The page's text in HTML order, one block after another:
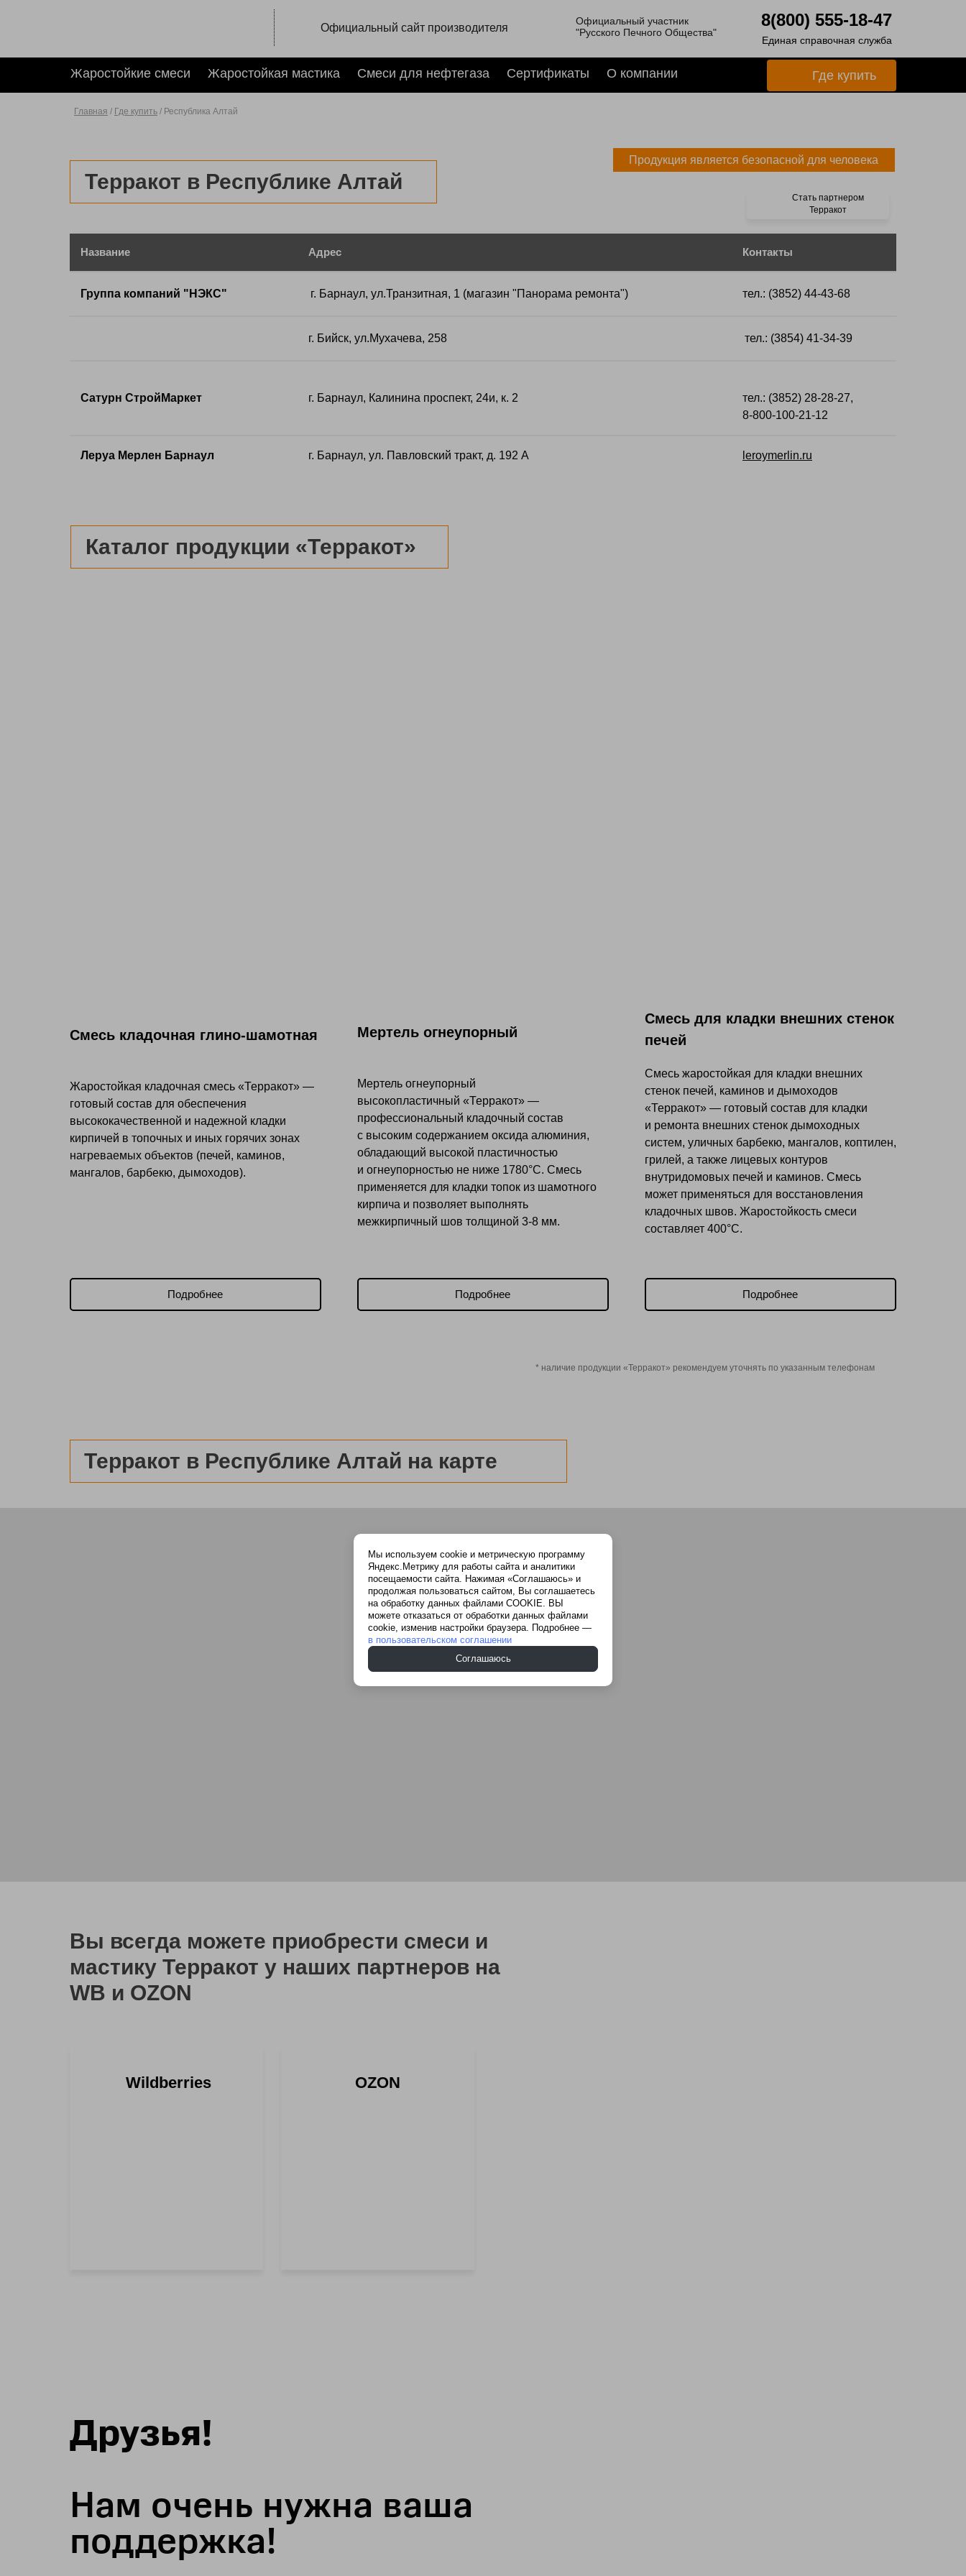
Официальный сайт производителя 8(800) 555-18-47
Единая справочная служба
Официальный участник
"Русского Печного Общества"
Жаростойкие смеси Жаростойкая мастика Смеси для нефтегаза Сертификаты О компании Где купить
Терракот в Республике Алтай
Продукция является безопасной для человека
Главная / Где купить / Республика Алтай
Стать партнером
Терракот
Название Адрес Контакты
Группа компаний "НЭКС" г. Барнаул, ул.Транзитная, 1 (магазин "Панорама ремонта") тел.: (3852) 44-43-68
г. Бийск, ул.Мухачева, 258 тел.: (3854) 41-34-39
Сатурн СтройМаркет г. Барнаул, Калинина проспект, 24и, к. 2
тел.: (3852) 28-28-27,
8-800-100-21-12
Леруа Мерлен Барнаул г. Барнаул, ул. Павловский тракт, д. 192 А leroymerlin.ru
Каталог продукции «Терракот»
Смесь кладочная глино-шамотная
Жаростойкая кладочная смесь «Терракот» —
готовый состав для обеспечения
высококачественной и надежной кладки
кирпичей в топочных и иных горячих зонах
нагреваемых объектов (печей, каминов,
мангалов, барбекю, дымоходов).
Подробнее
Мертель огнеупорный
Мертель огнеупорный
высокопластичный «Терракот» —
профессиональный кладочный состав
с высоким содержанием оксида алюминия,
обладающий высокой пластичностью
и огнеупорностью не ниже 1780°С. Смесь
применяется для кладки топок из шамотного
кирпича и позволяет выполнять
межкирпичный шов толщиной 3-8 мм.
Подробнее
Смесь для кладки внешних стенок
печей
Смесь жаростойкая для кладки внешних
стенок печей, каминов и дымоходов
«Терракот» — готовый состав для кладки
и ремонта внешних стенок дымоходных
систем, уличных барбекю, мангалов, коптилен,
грилей, а также лицевых контуров
внутридомовых печей и каминов. Смесь
может применяться для восстановления
кладочных швов. Жаростойкость смеси
составляет 400°С.
Подробнее
Терракот в Республике Алтай на карте
* наличие продукции «Терракот» рекомендуем уточнять по указанным телефонам
Вы всегда можете приобрести смеси и
мастику Терракот у наших партнеров на
WB и OZON
Wildberries OZON
Друзья!
Нам очень нужна ваша
поддержка!
Мы используем cookie и метрическую программу
Яндекс.Метрику для работы сайта и аналитики
посещаемости сайта. Нажимая «Соглашаюсь» и
продолжая пользоваться сайтом, Вы соглашаетесь
на обработку данных файлами COOKIE. ВЫ
можете отказаться от обработки данных файлами
cookie, изменив настройки браузера. Подробнее —
в пользовательском соглашении
Соглашаюсь